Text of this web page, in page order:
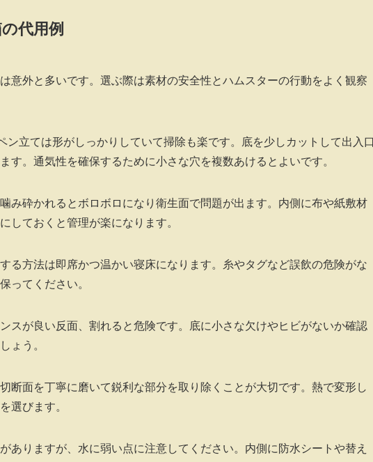
代用例
意外と多いです。選ぶ際は素材の安全性とハムスターの行動をよく観察
ン立ては形がしっかりしていて掃除も楽です。底を少しカットして出入
す。通気性を確保するために小さな穴を複数あけるとよいです。
み砕かれるとボロボロになり衛生面で問題が出ます。内側に布や紙敷材
しておくと管理が楽になります。
る方法は即席かつ温かい寝床になります。糸やタグなど誤飲の危険がな
ってください。
スが良い反面、割れると危険です。底に小さな欠けやヒビがないか確認
ょう。
断面を丁寧に磨いて鋭利な部分を取り除くことが大切です。熱で変形し
選びます。
ありますが、水に弱い点に注意してください。内側に防水シートや替え